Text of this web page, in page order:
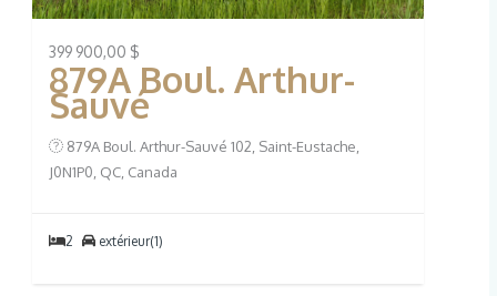
399 900,00 $
879A Boul. Arthur-
Sauvé
879A Boul. Arthur-Sauvé 102, Saint-Eustache,
J0N1P0, QC, Canada
2 extérieur(1)